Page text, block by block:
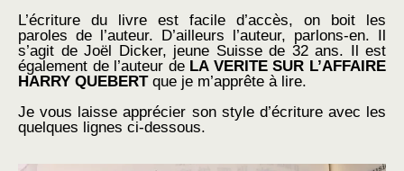
L’écriture du livre est facile d’accès, on boit les
paroles de l’auteur. D’ailleurs l’auteur, parlons-en. Il
s’agit de Joël Dicker, jeune Suisse de 32 ans. Il est
également de l’auteur de LA VERITE SUR L’AFFAIRE
HARRY QUEBERTque je m’apprête à lire.
Je vous laisse apprécier son style d’écriture avec les
quelques lignes ci-dessous.